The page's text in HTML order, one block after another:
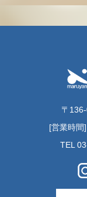
〒
[営業時
TEL